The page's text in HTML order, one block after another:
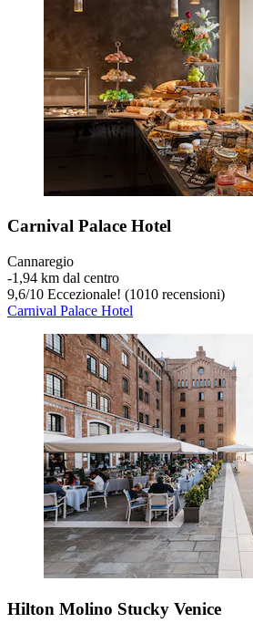
Carnival Palace Hotel
Cannaregio
‐1,94 km dal centro
9,6/10 Eccezionale! (1010 recensioni)
Carnival Palace Hotel
Hilton Molino Stucky Venice